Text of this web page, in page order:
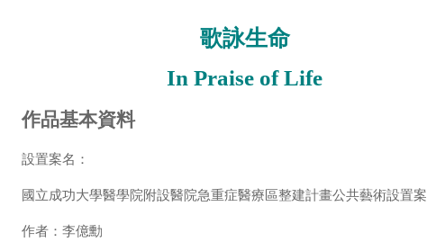
歌詠生命
In Praise of Life
作品基本資料
設置案名：
國立成功大學醫學院附設醫院急重症醫療區整建計畫公共藝術設置案
作者：李億勳